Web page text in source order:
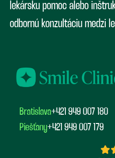
lekársku pomoc alebo
odbornú konzultáciu medzi
Bratislava+421 949 007 180
Piešťany+421 949 007 179